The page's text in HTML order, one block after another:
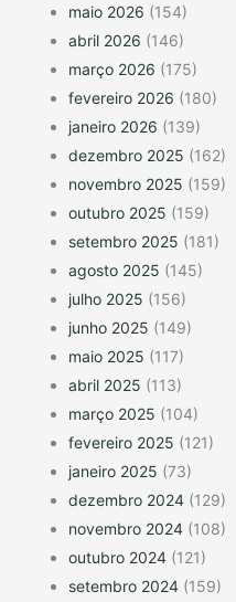
maio 2026 (154)
abril 2026 (146)
março 2026 (175)
fevereiro 2026 (180)
janeiro 2026 (139)
dezembro 2025 (162)
novembro 2025 (159)
outubro 2025 (159)
setembro 2025 (181)
agosto 2025 (145)
julho 2025 (156)
junho 2025 (149)
maio 2025 (117)
abril 2025 (113)
março 2025 (104)
fevereiro 2025 (121)
janeiro 2025 (73)
dezembro 2024 (129)
novembro 2024 (108)
outubro 2024 (121)
setembro 2024 (159)